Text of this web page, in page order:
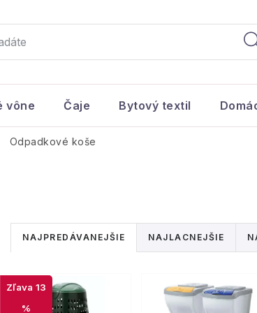
vône Čaje Bytový textil
Odpadkové koše
R
a
d
NAJPREDÁVANEJŠIE NAJLACNEJŠIE
V
13
%